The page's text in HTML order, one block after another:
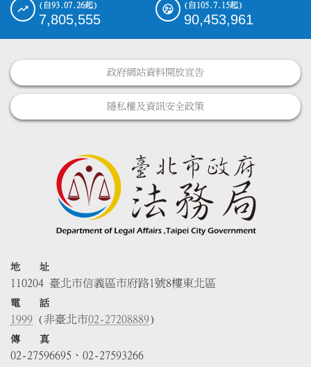
(自93.07.26起)
7,805,555
(自105.7.15起)
90,453,961
政府網站資料開放宣告
隱私權及資訊安全政策
地 址
110204 臺北市信義區市府路1號8樓東北區
電 話
1999 (非臺北市02-27208889)
傳 真
02-27596695、02-27593266